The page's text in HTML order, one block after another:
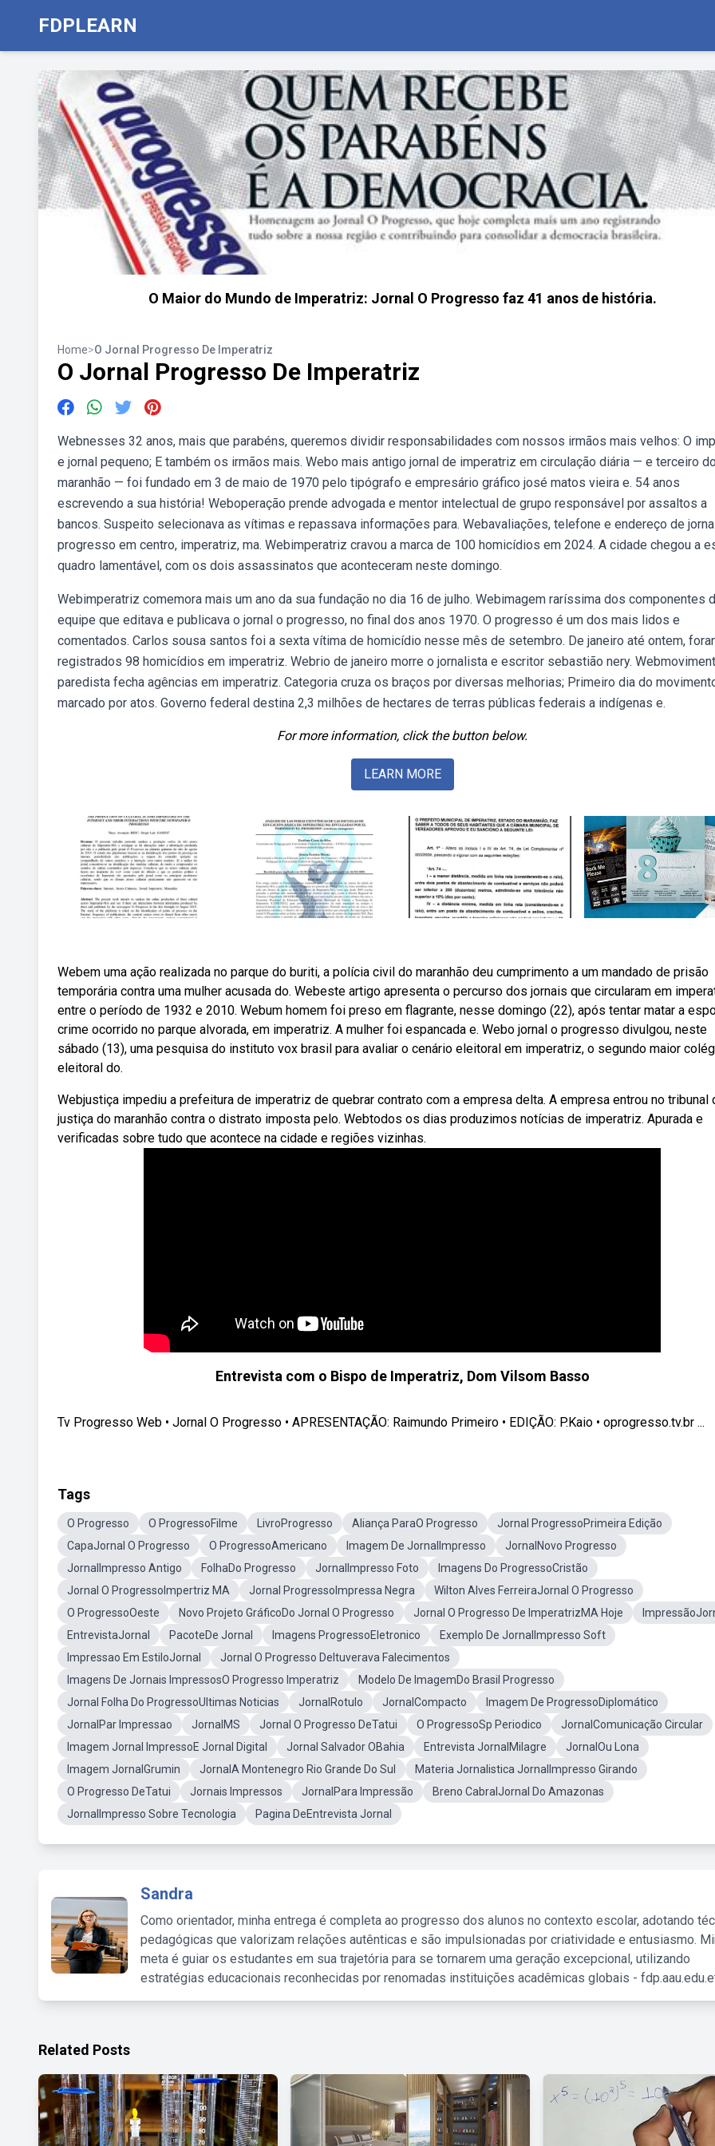
FDPLEARN
O Maior do Mundo de Imperatriz: Jornal O Progresso faz 41 anos de história.
Home>O Jornal Progresso De Imperatriz
O Jornal Progresso De Imperatriz
Webnesses 32 anos, mais que parabéns, queremos dividir responsabilidades com nossos irmãos mais velhos: O
e jornal pequeno; E também os irmãos mais. Webo mais antigo jornal de imperatriz em circulação diária — e terceiro
maranhão — foi fundado em 3 de maio de 1970 pelo tipógrafo e empresário gráfico josé matos vieira e. 54 anos
escrevendo a sua história! Weboperação prende advogada e mentor intelectual de grupo responsável por assaltos a
bancos. Suspeito selecionava as vítimas e repassava informações para. Webavaliações, telefone e endereço de
progresso em centro, imperatriz, ma. Webimperatriz cravou a marca de 100 homicídios em 2024. A cidade chegou a
quadro lamentável, com os dois assassinatos que aconteceram neste domingo.
Webimperatriz comemora mais um ano da sua fundação no dia 16 de julho. Webimagem raríssima dos componentes
equipe que editava e publicava o jornal o progresso, no final dos anos 1970. O progresso é um dos mais lidos e
comentados. Carlos sousa santos foi a sexta vítima de homicídio nesse mês de setembro. De janeiro até ontem,
registrados 98 homicídios em imperatriz. Webrio de janeiro morre o jornalista e escritor sebastião nery.
paredista fecha agências em imperatriz. Categoria cruza os braços por diversas melhorias; Primeiro dia do
marcado por atos. Governo federal destina 2,3 milhões de hectares de terras públicas federais a indígenas e.
For more information, click the button below.
LEARN MORE
Webem uma ação realizada no parque do buriti, a polícia civil do maranhão deu cumprimento a um mandado de prisão
temporária contra uma mulher acusada do. Webeste artigo apresenta o percurso dos jornais que circularam em
entre o período de 1932 e 2010. Webum homem foi preso em flagrante, nesse domingo (22), após tentar matar a
crime ocorrido no parque alvorada, em imperatriz. A mulher foi espancada e. Webo jornal o progresso divulgou, neste
sábado (13), uma pesquisa do instituto vox brasil para avaliar o cenário eleitoral em imperatriz, o segundo maior
eleitoral do.
Webjustiça impediu a prefeitura de imperatriz de quebrar contrato com a empresa delta. A empresa entrou no tribunal
justiça do maranhão contra o distrato imposta pelo. Webtodos os dias produzimos notícias de imperatriz. Apurada e
verificadas sobre tudo que acontece na cidade e regiões vizinhas.
Entrevista com o Bispo de Imperatriz, Dom Vilsom Basso
Tv Progresso Web • Jornal O Progresso • APRESENTAÇÃO: Raimundo Primeiro • EDIÇÃO: P.Kaio • oprogresso.tv.br ...
Tags
O Progresso O ProgressoFilme LivroProgresso Aliança ParaO Progresso
Jornal ProgressoPrimeira Edição
CapaJornal O Progresso
O ProgressoAmericano Imagem De JornalImpresso
JornalNovo Progresso
JornalImpresso Antigo
FolhaDo Progresso JornalImpresso Foto
Imagens Do ProgressoCristão
Jornal O ProgressoImpertriz MA
Jornal ProgressoImpressa Negra
Wilton Alves FerreiraJornal O Progresso
O ProgressoOeste
Novo Projeto GráficoDo Jornal O Progresso Jornal O Progresso De ImperatrizMA Hoje
EntrevistaJornal
PacoteDe Jornal Imagens ProgressoEletronico
Exemplo De JornalImpresso Soft
Impressao Em EstiloJornal
Jornal O Progresso DeItuverava Falecimentos
Imagens De Jornais ImpressosO Progresso Imperatriz
Modelo De ImagemDo Brasil Progresso
Jornal Folha Do ProgressoUltimas Noticias
JornalRotulo JornalCompacto
Imagem De ProgressoDiplomático
JornalPar Impressao
JornalMS Jornal O Progresso DeTatui O ProgressoSp Periodico
JornalComunicação Circular
Imagem Jornal ImpressoE Jornal Digital
Jornal Salvador OBahia Entrevista JornalMilagre
JornalOu Lona
Imagem JornalGrumin
JornalA Montenegro Rio Grande Do Sul
Materia Jornalistica JornalImpresso Girando
O Progresso DeTatui
Jornais Impressos JornalPara Impressão
Breno CabralJornal Do Amazonas
JornalImpresso Sobre Tecnologia
Pagina DeEntrevista Jornal
Sandra
Como orientador, minha entrega é completa ao progresso dos alunos no contexto escolar, adotando
pedagógicas que valorizam relações autênticas e são impulsionadas por criatividade e entusiasmo.
meta é guiar os estudantes em sua trajetória para se tornarem uma geração excepcional, utilizando
estratégias educacionais reconhecidas por renomadas instituições acadêmicas globais -
Related Posts